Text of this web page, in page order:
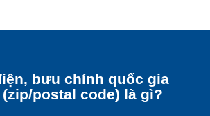
bưu chính quốc gia
(zip/postal code) là gì?